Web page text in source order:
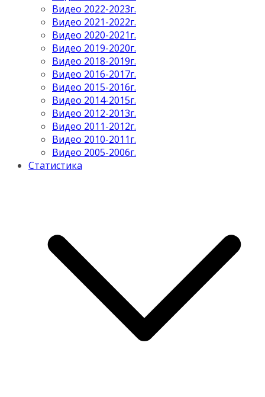
Видео 2022-2023г.
Видео 2021-2022г.
Видео 2020-2021г.
Видео 2019-2020г.
Видео 2018-2019г.
Видео 2016-2017г.
Видео 2015-2016г.
Видео 2014-2015г.
Видео 2012-2013г.
Видео 2011-2012г.
Видео 2010-2011г.
Видео 2005-2006г.
Статистика